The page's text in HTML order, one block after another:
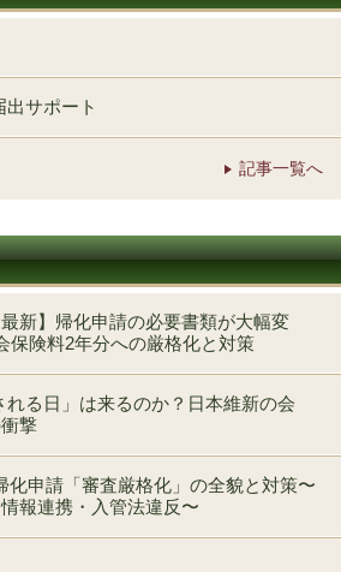
出サポート
記事一覧へ
最新】帰化申請の必要書類が大幅変
保険料2年分への厳格化と対策
れる日」は来るのか？日本維新の会
撃
化申請「審査厳格化」の全貌と対策〜
報連携・入管法違反〜